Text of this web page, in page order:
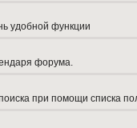
удобной функции
форума.
при помощи списка